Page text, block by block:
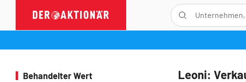
Leoni:
Behandelter Wert